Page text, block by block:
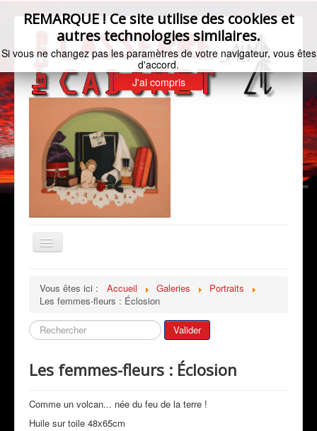
Basculer
la
Bio de l'artiste
Galeries
Expositions
Revue de Presse
Peintres & Amis
Vous êtes ici : Accueil Galeries
Portraits
Les femmes-fleurs : Éclosion
REMARQUE ! Ce site utilise des cookies et
autres technologies similaires.
Si vous ne changez pas les paramètres de votre navigateur, vous êtes
d'accord.
J'ai compris
Rechercher Valider
Les femmes-fleurs : Éclosion
Comme un volcan... née du feu de la terre !
Huile sur toile 48x65cm